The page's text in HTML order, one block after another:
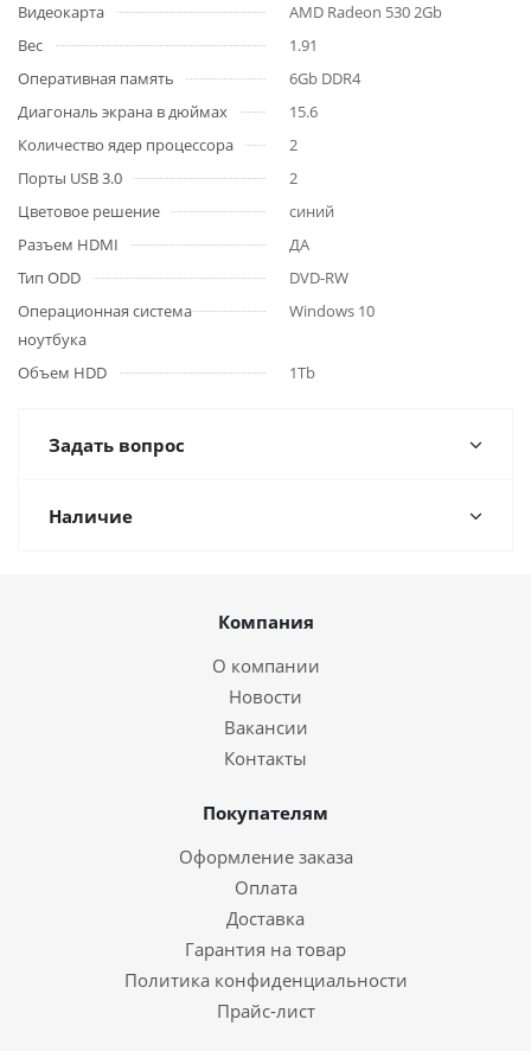
Видеокарта
AMD Radeon 530 2Gb
Вес
1.91
Оперативная память
6Gb DDR4
Диагональ экрана в дюймах
15.6
Количество ядер процессора
2
Порты USB 3.0
2
Цветовое решение
синий
Разъем HDMI
ДА
Тип ODD
DVD-RW
Операционная система
ноутбука
Windows 10
Объем HDD 1Tb
Задать вопрос
Наличие
Компания
О компании
Новости
Вакансии
Контакты
Покупателям
Оформление заказа
Оплата
Доставка
Гарантия на товар
Политика конфиденциальности
Прайс-лист